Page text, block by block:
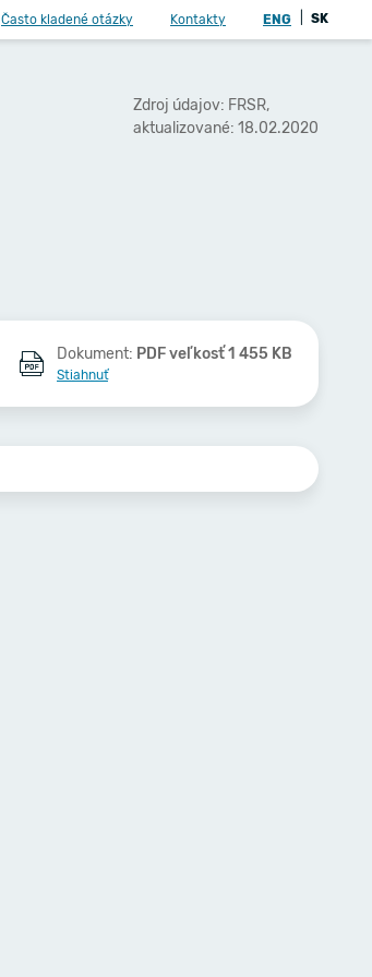
Často kladené otázky Kontakty ENG SK
Zdroj údajov: FRSR,
aktualizované: 18.02.2020
Dokument: PDF veľkosť 1 455 KB
Stiahnuť